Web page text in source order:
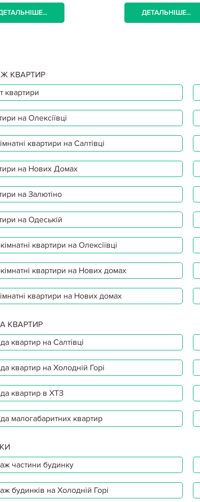
ДЕТАЛЬНІШЕ...
КВАРТИР
квартири
на Олексіївці
квартири на Салтівці
на Нових Домах
на Залютіно
на Одеській
квартири на Олексіївці
квартири на Нових домах
квартири на Нових домах
КВАРТИР
квартир на Салтівці
квартир на Холодній Горі
квартир в ХТЗ
малогабаритних квартир
частини будинку
будинків на Холодній Горі